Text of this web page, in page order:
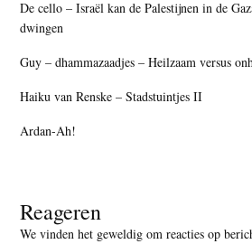
De cello – Israël kan de Palestijnen in de
dwingen
Guy – dhammazaadjes – Heilzaam versus
Haiku van Renske – Stadstuintjes II
Ardan-Ah!
Reageren
We vinden het geweldig om reacties op